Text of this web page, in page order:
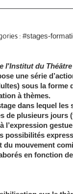
: #stages-
l'Institut du
une série
sous la forme
à thèmes.
dans lequel les
de plusieurs jours
possibilités
du mouvement
en fonction